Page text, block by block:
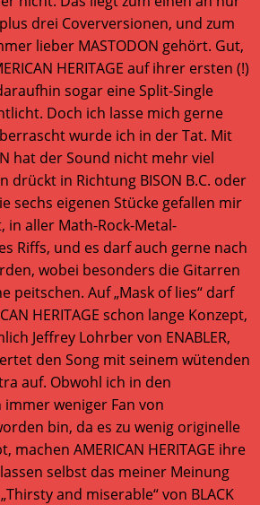
drei Coverversionen, und zum
lieber MASTODON gehört. Gut,
HERITAGE auf ihrer ersten (!)
sogar eine Split-Single
Doch ich lasse mich gerne
wurde ich in der Tat. Mit
hat der Sound nicht mehr viel
drückt in Richtung BISON B.C. oder
sechs eigenen Stücke gefallen mir
aller Math-Rock-Metal-
Riffs, und es darf auch gerne nach
wobei besonders die Gitarren
peitschen. Auf „Mask of lies“ darf
HERITAGE schon lange Konzept,
Jeffrey Lohrber von ENABLER,
den Song mit seinem wütenden
auf. Obwohl ich in den
immer weniger Fan von
bin, da es zu wenig originelle
AMERICAN HERITAGE ihre
selbst das meiner Meinung
and miserable“ von BLACK